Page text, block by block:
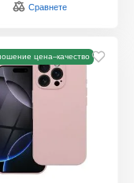
Сравнете
цена–качество